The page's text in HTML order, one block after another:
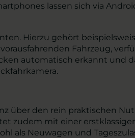
lassen sich via
Hierzu gehört
Fahrzeug,
automatisch erkannt und
über den rein praktischen
zudem mit einer
als Neuwagen und